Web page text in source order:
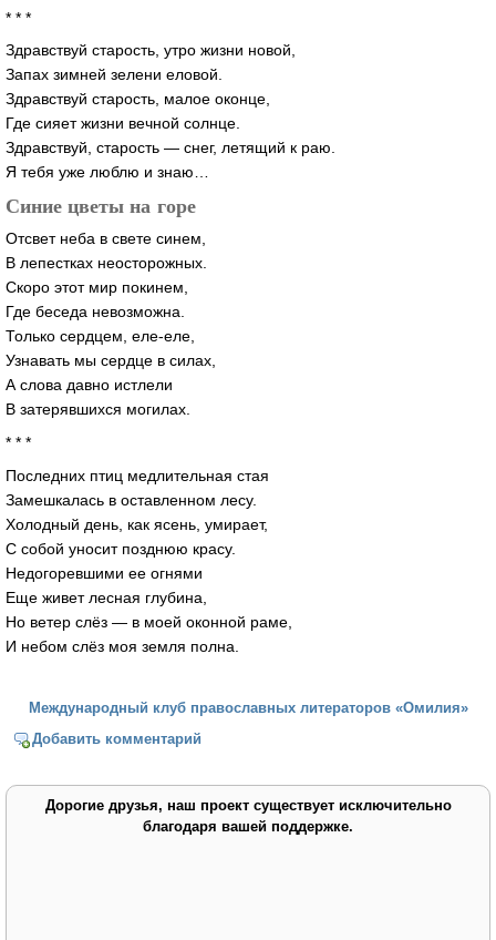
* * *
Здравствуй старость, утро жизни новой,
Запах зимней зелени еловой.
Здравствуй старость, малое оконце,
Где сияет жизни вечной солнце.
Здравствуй, старость — снег, летящий к раю.
Я тебя уже люблю и знаю…
Синие цветы на горе
Отсвет неба в свете синем,
В лепестках неосторожных.
Скоро этот мир покинем,
Где беседа невозможна.
Только сердцем, еле-еле
Узнавать мы сердце в силах,
А слова давно истлели
В затерявшихся могилах.
* * *
Последних птиц медлительная стая
Замешкалась в оставленном лесу.
Холодный день, как ясень, умирает,
С собой уносит позднюю красу.
Недогоревшими ее огнями
Еще живет лесная глубина,
Но ветер слёз — в моей оконной раме,
И небом слёз моя земля полна.
Международный клуб православных литераторов «Омилия»
Добавить комментарий
Дорогие друзья, наш проект существует исключительно
благодаря вашей поддержке.